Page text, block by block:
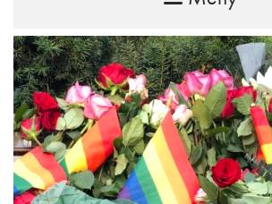
STÅ OPP FOR RETTEN TIL Å VÆRE